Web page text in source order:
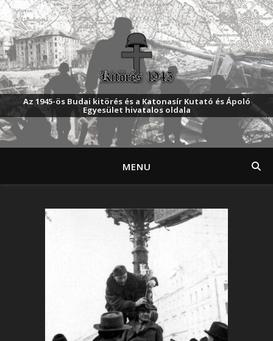
Az 1945-ös Budai kitörés és a Katonasír Kutató és Ápoló
Egyesület hivatalos oldala
MENU